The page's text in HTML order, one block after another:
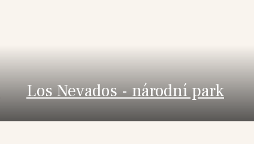
Los Nevados - národní park